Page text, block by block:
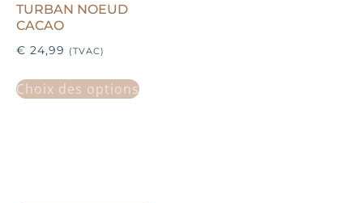
TURBAN NOEUD
CACAO
€ 24,99 (TVAC)
Choix des options